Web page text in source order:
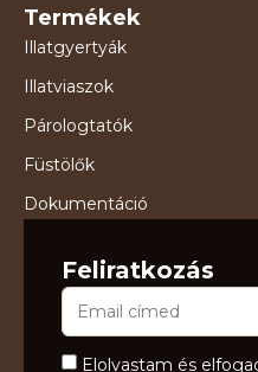
Termékek
Illatgyertyák
Illatviaszok
Párologtatók
Füstölők
Dokumentáció
Feliratkozás
Elolvastam és